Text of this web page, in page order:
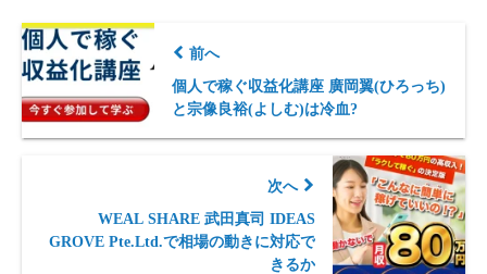
前へ
個人で稼ぐ収益化講座 廣岡翼(ひろっち)
と宗像良裕(よしむ)は冷血?
次へ
WEAL SHARE 武田真司 IDEAS
GROVE Pte.Ltd.で相場の動きに対応で
きるか